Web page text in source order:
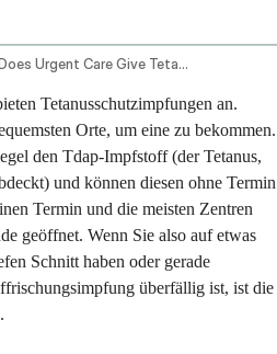
Does Urgent Care Give Tetanus Shots
Tetanusschutzimpfungen an.
Orte, um eine zu bekommen.
den Tdap-Impfstoff (der Tetanus,
und können diesen ohne Termin
Termin und die meisten Zentren
geöffnet. Wenn Sie also auf etwas
Schnitt haben oder gerade
überfällig ist, ist die